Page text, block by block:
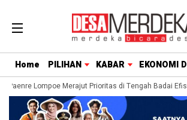
Home PILIHAN KABAR EKONOMI
Paenre Lompoe Merajut Prioritas di Tengah Badai